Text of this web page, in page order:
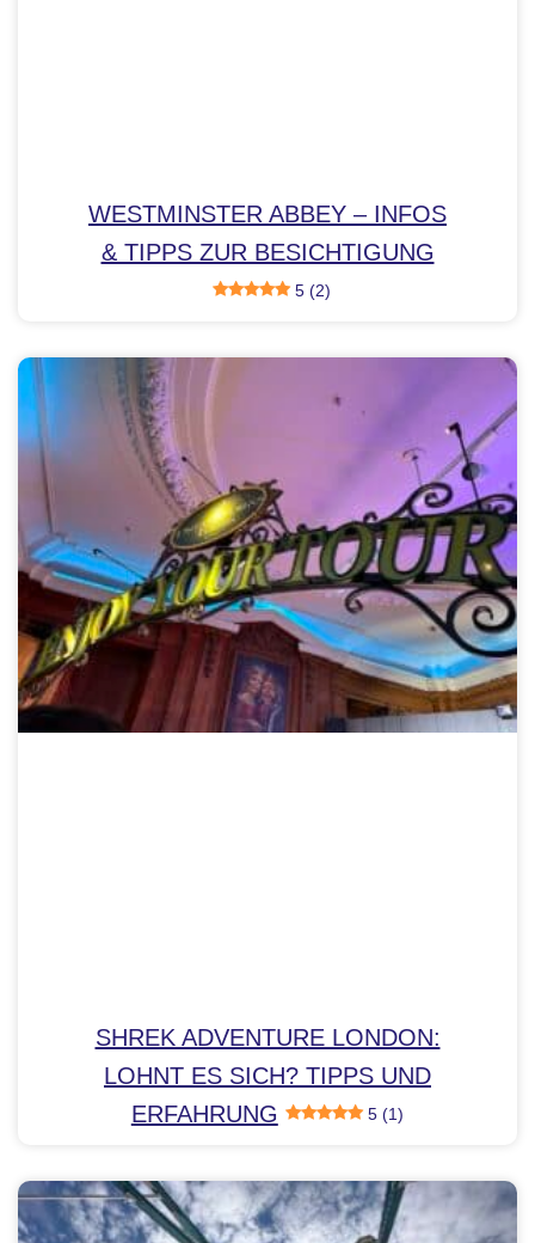
WESTMINSTER ABBEY – INFOS
& TIPPS ZUR BESICHTIGUNG
5 (2)
SHREK ADVENTURE LONDON:
LOHNT ES SICH? TIPPS UND
ERFAHRUNG
5 (1)